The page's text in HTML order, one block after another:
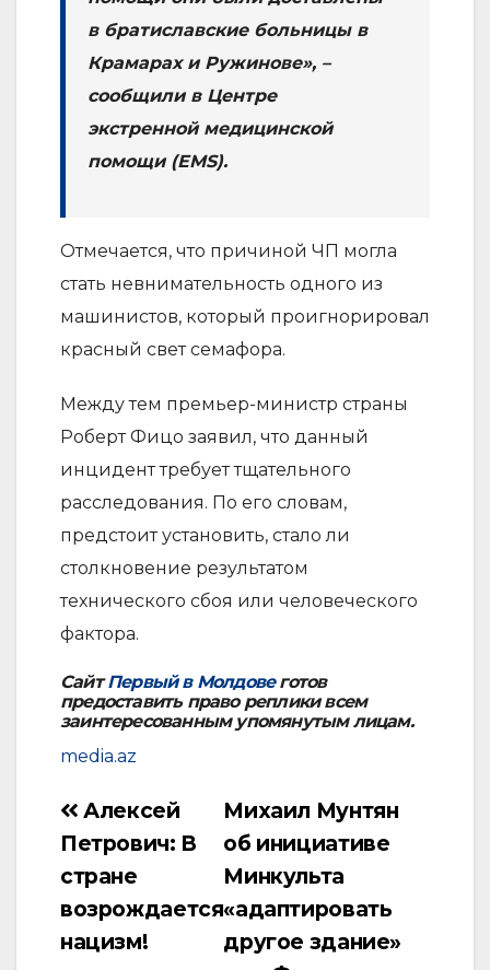
в братиславские больницы в
Крамарах и Ружинове», –
сообщили в Центре
экстренной медицинской
помощи (EMS).
Отмечается, что причиной ЧП могла
стать невнимательность одного из
машинистов, который проигнорировал
красный свет семафора.
Между тем премьер-министр страны
Роберт Фицо заявил, что данный
инцидент требует тщательного
расследования. По его словам,
предстоит установить, стало ли
столкновение результатом
технического сбоя или человеческого
фактора.
СайтПервый в Молдовеготов
предоставить право реплики всем
заинтересованным упомянутым лицам.
media.az
Навигация
по
Михаил Мунтян
об инициативе
Минкульта
«адаптировать
другое здание»
Алексей
Петрович: В
стране
возрождается
нацизм!